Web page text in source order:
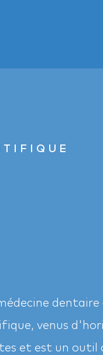
venus
et est un